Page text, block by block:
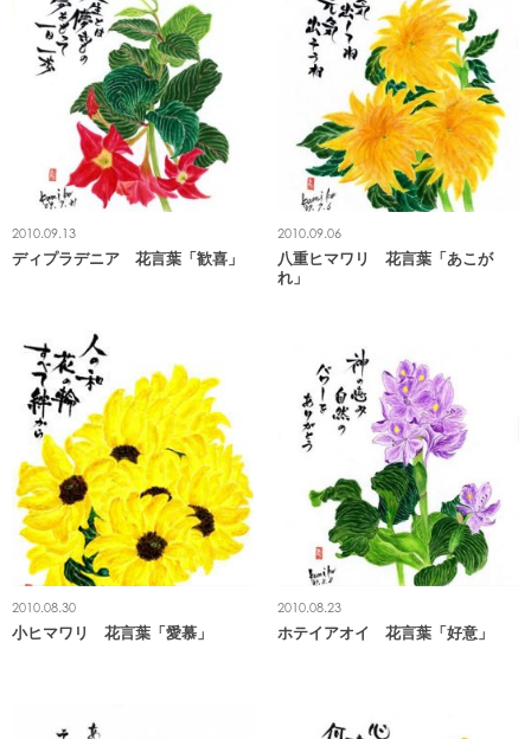
2010.09.13
ディプラデニア 花言葉「歓喜」
2010.09.06
八重ヒマワリ 花言葉「あこが
れ」
2010.08.30
小ヒマワリ 花言葉「愛慕」
2010.08.23
ホテイアオイ 花言葉「好意」